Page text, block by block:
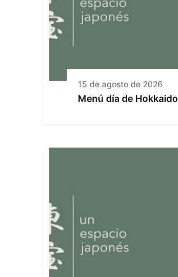
15 de agosto de 2026
Menú día de Hokkaido